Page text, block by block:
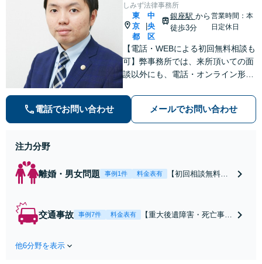
しみず法律事務所
東
京
都
中
央
区
銀座駅 から
徒歩3分
営業時間：本
日定休日
【電話・WEBによる初回無料相談も
可】弊事務所では、来所頂いての面
談以外にも、電話・オンライン形式
弁護士にご相談頂くことで、今のご
不安が和らぐとともに、問題解決の
ために前に進むことができます。
電話でお問い合わせ メールでお問い合わせ
注力分野
離婚・男女問題 事例1件 料金表有
【初回相談無料】
条件で離婚ができ
交通事故 事例7件 料金表有
【重大後遺障害・死亡事案
他6分野を表示